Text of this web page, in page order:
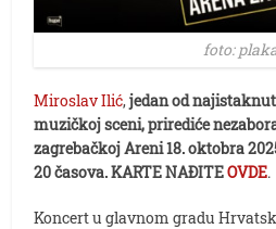
foto:
Miroslav Ilić,jedan od
muzičkoj sceni, prirediće
zagrebačkoj Areni 18. oktobra
20 časova.KARTE NAĐITEOVDE.
Koncert u glavnom gradu